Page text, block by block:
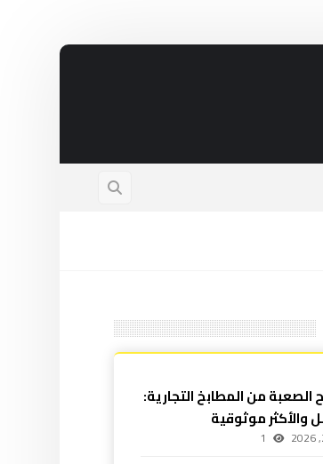
الصعبة من المطابخ التجارية:
والأكثر موثوقية
1